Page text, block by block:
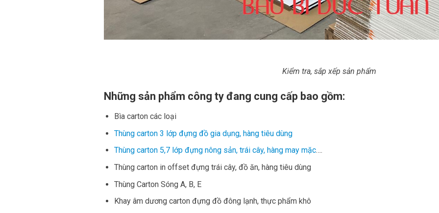
Kiểm tra, sắp xếp sản phẩm
Những sản phẩm công ty đang cung cấp bao gồm:
Bìa carton các loại
Thùng carton 3 lớp đựng đồ gia dụng, hàng tiêu dùng
Thùng carton 5,7 lớp đựng nông sản, trái cây, hàng may mặc….
Thùng carton in offset đựng trái cây, đồ ăn, hàng tiêu dùng
Thùng Carton Sóng A, B, E
Khay âm dương carton đựng đồ đông lạnh, thực phẩm khô